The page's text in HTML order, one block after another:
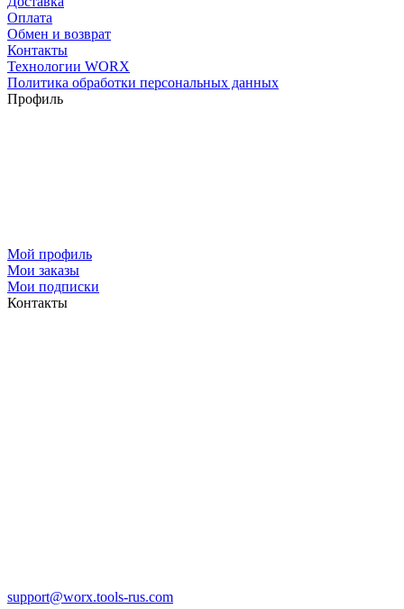
Оплата
Обмен и возврат
Контакты
Технологии WORX
Политика обработки персональных данных
Профиль
Мой профиль
Мои заказы
Мои подписки
Контакты
support@worx.tools-rus.com